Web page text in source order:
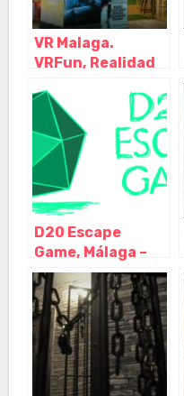
VR Malaga.
VRFun, Realidad
Videojuegos y
experiencias.,
Málaga –
Andalucia
D20 Escape
Game, Málaga –
Málaga